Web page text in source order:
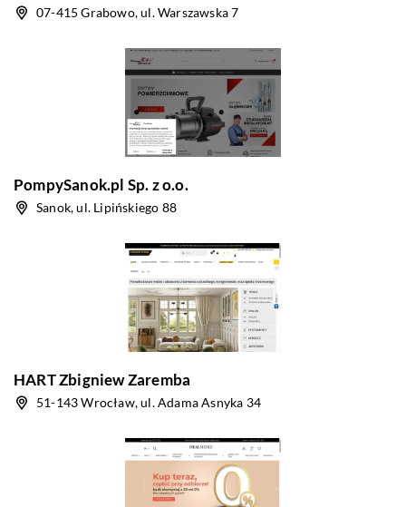
07-415 Grabowo, ul. Warszawska 7
PompySanok.pl Sp. z o.o.
Sanok, ul. Lipińskiego 88
HART Zbigniew Zaremba
51-143 Wrocław, ul. Adama Asnyka 34